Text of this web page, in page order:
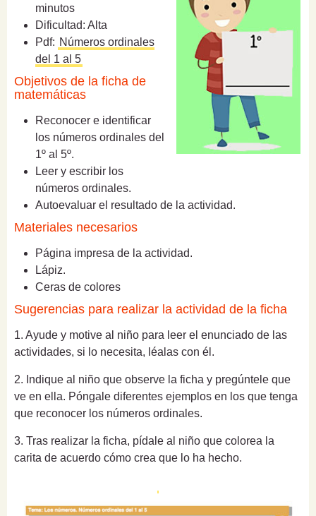
minutos
Dificultad: Alta
Pdf: Números ordinales
del 1 al 5
Objetivos de la ficha de
matemáticas
Reconocer e identificar
los números ordinales del
1º al 5º.
Leer y escribir los
números ordinales.
Autoevaluar el resultado de la actividad.
Materiales necesarios
Página impresa de la actividad.
Lápiz.
Ceras de colores
Sugerencias para realizar la actividad de la ficha
1. Ayude y motive al niño para leer el enunciado de las
actividades, si lo necesita, léalas con él.
2. Indique al niño que observe la ficha y pregúntele que
ve en ella. Póngale diferentes ejemplos en los que tenga
que reconocer los números ordinales.
3. Tras realizar la ficha, pídale al niño que colorea la
carita de acuerdo cómo crea que lo ha hecho.